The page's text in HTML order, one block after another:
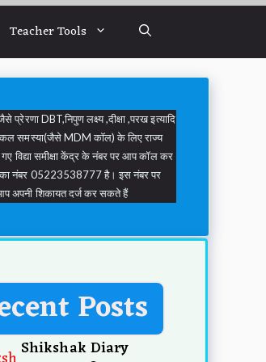
Teacher Tools
प्रेरणा DBT,निपुण लक्ष्य ,दीक्षा ,परख इत्यादि
समस्या(जैसे MDM कॉल) के लिए राज्य
गए विद्या समीक्षा केंद्र के नंबर पर आप कॉल कर
नंबर 05223538777 है। इस नंबर पर
अपनी शिकायत दर्ज कर सकते हैं
Posts
Shikshak Diary